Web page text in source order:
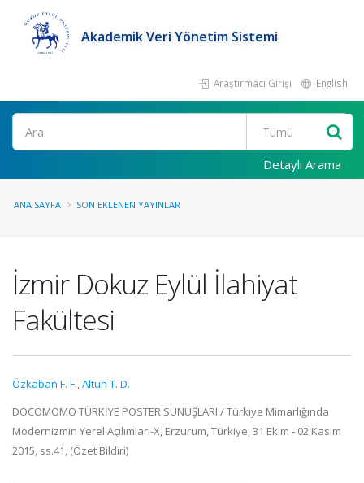
Akademik Veri Yönetim Sistemi
Araştırmacı Girişi English
Ara
Detaylı Arama
ANA SAYFA SON EKLENEN YAYINLAR
İzmir Dokuz Eylül İlahiyat
Fakültesi
Özkaban F. F.,Altun T. D.
DOCOMOMO TÜRKİYE POSTER SUNUŞLARI / Türkiye Mimarlığında
Modernizmin Yerel Açılımları-X, Erzurum, Türkiye, 31 Ekim - 02 Kasım
2015, ss.41, (Özet Bildiri)